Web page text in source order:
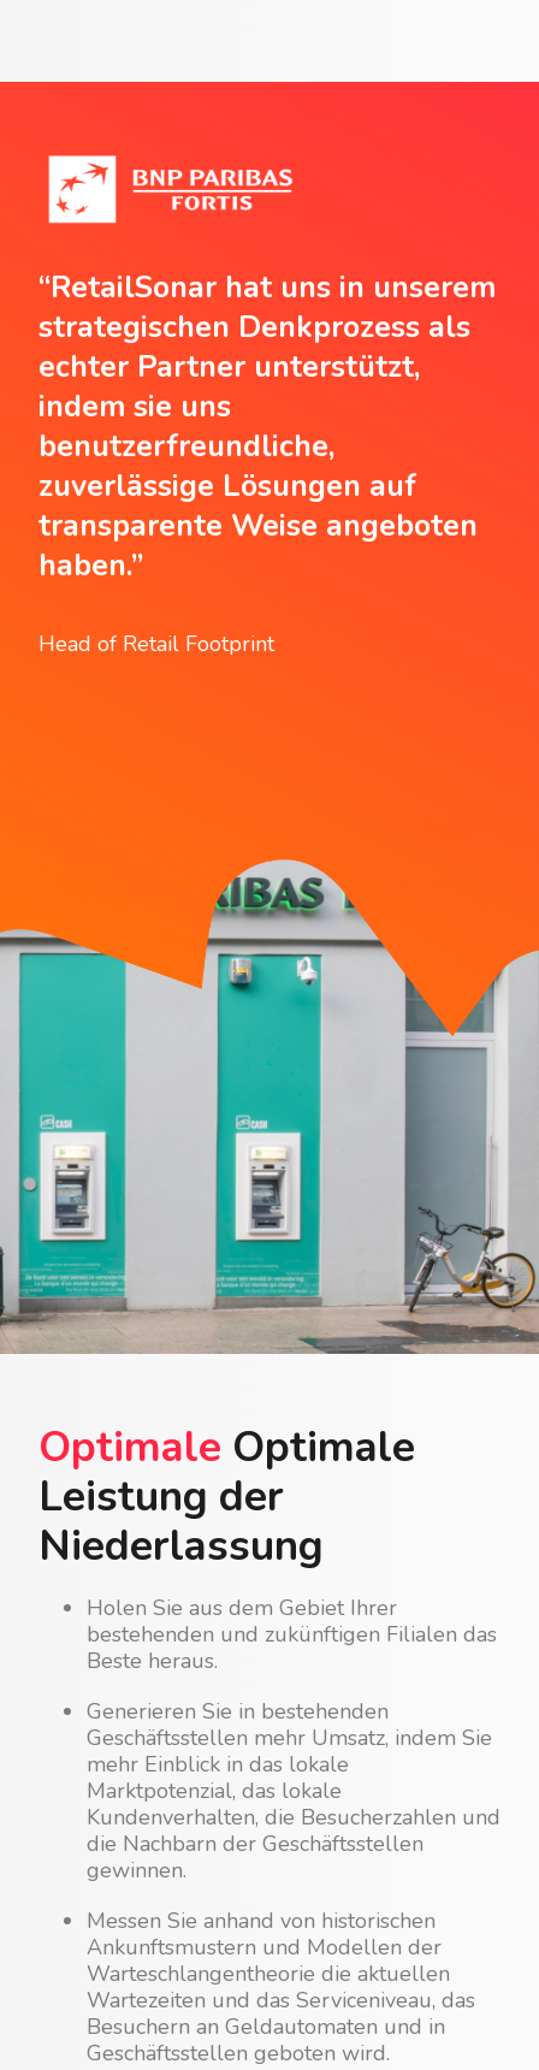
“RetailSonar hat uns in unserem
strategischen Denkprozess als
echter Partner unterstützt,
indem sie uns
benutzerfreundliche,
zuverlässige Lösungen auf
transparente Weise angeboten
haben.”
Head of Retail Footprint
Optimale Optimale
Leistung der
Niederlassung
Holen Sie aus dem Gebiet Ihrer
bestehenden und zukünftigen Filialen das
Beste heraus.
Generieren Sie in bestehenden
Geschäftsstellen mehr Umsatz, indem Sie
mehr Einblick in das lokale
Marktpotenzial, das lokale
Kundenverhalten, die Besucherzahlen und
die Nachbarn der Geschäftsstellen
gewinnen.
Messen Sie anhand von historischen
Ankunftsmustern und Modellen der
Warteschlangentheorie die aktuellen
Wartezeiten und das Serviceniveau, das
Besuchern an Geldautomaten und in
Geschäftsstellen geboten wird.